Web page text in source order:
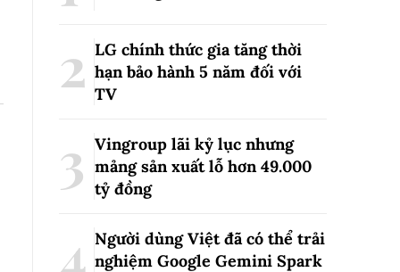
LG chính thức gia tăng thời
hạn bảo hành 5 năm đối với
TV
Vingroup lãi kỷ lục nhưng
mảng sản xuất lỗ hơn 49.000
tỷ đồng
Người dùng Việt đã có thể trải
nghiệm Google Gemini Spark